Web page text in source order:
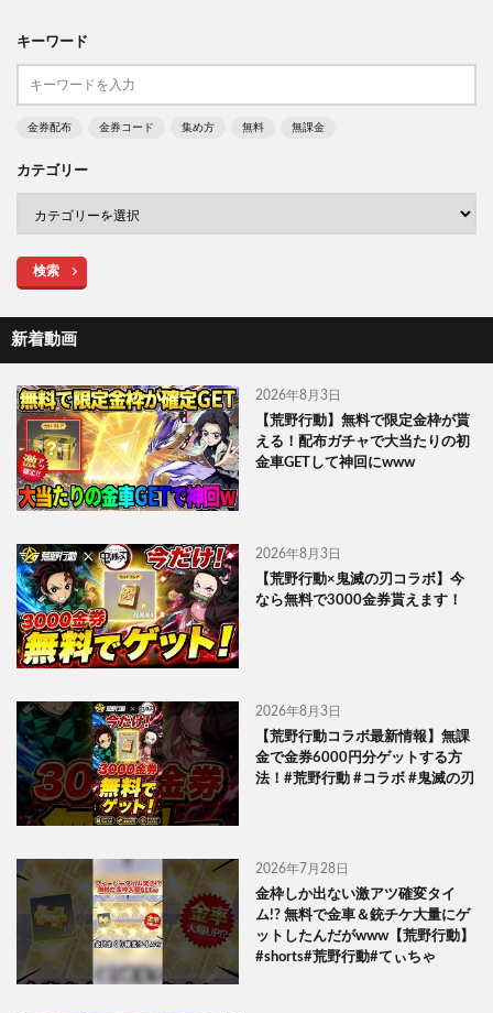
キーワード
金券配布 金券コード 集め方 無料 無課金
カテゴリー
検索
新着動画
2026年8月3日
【荒野行動】無料で限定金枠が貰
える！配布ガチャで大当たりの初
金車GETして神回にwww
2026年8月3日
【荒野行動×鬼滅の刃コラボ】今
なら無料で3000金券貰えます！
2026年8月3日
【荒野行動コラボ最新情報】無課
金で金券6000円分ゲットする方
法！#荒野行動 #コラボ #鬼滅の刃
2026年7月28日
金枠しか出ない激アツ確変タイ
ム!? 無料で金車＆銃チケ大量にゲ
ットしたんだがwww【荒野行動】
#shorts#荒野行動#てぃちゃ